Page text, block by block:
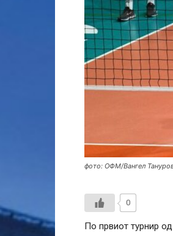
фото: ОФМ/Вангел
0
По првиот турнир